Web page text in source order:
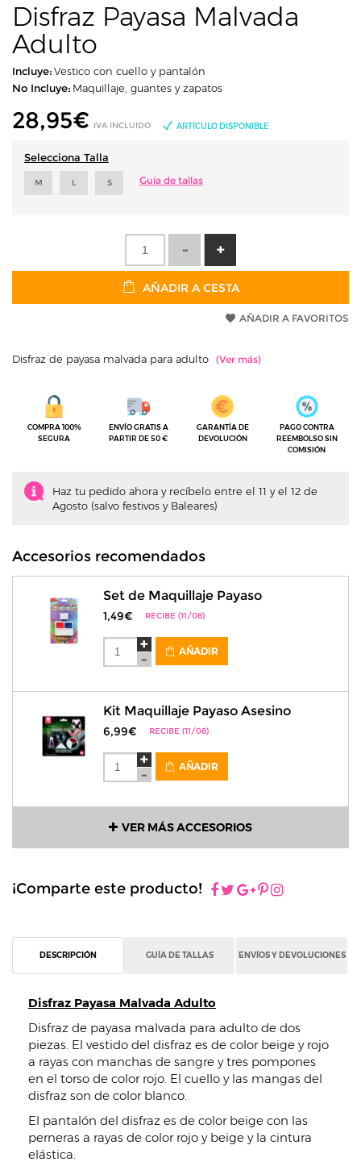
Disfraz Payasa Malvada
Adulto
Incluye:Vestico con cuello y pantalón
No Incluye: Maquillaje, guantes y zapatos
28,95€ IVA INCLUIDO ARTÍCULO DISPONIBLE
Selecciona Talla
M L S Guía de tallas
AÑADIR A CESTA
AÑADIR A FAVORITOS
Disfraz de payasa malvada para adulto
COMPRA 100%
SEGURA
ENVÍO GRATIS A
PARTIR DE 50 €
GARANTÍA DE
DEVOLUCIÓN
PAGO CONTRA
REEMBOLSO SIN
COMISIÓN
Haz tu pedido ahora y recíbelo entre el 11 y el 12 de
Agosto (salvo festivos y Baleares)
Accesorios recomendados
Set de Maquillaje Payaso
1,49€ RECIBE (11/08)
AÑADIR
Kit Maquillaje Payaso Asesino
6,99€ RECIBE (11/08)
AÑADIR
VER MÁS ACCESORIOS
¡Comparte este producto!
DESCRIPCIÓN GUÍA DE TALLAS ENVÍOS Y DEVOLUCIONES
Disfraz Payasa Malvada Adulto
Disfraz de payasa malvada para adulto de dos
piezas. El vestido del disfraz es de color beige y rojo
a rayas con manchas de sangre y tres pompones
en el torso de color rojo. El cuello y las mangas del
disfraz son de color blanco.
El pantalón del disfraz es de color beige con las
perneras a rayas de color rojo y beige y la cintura
elástica.